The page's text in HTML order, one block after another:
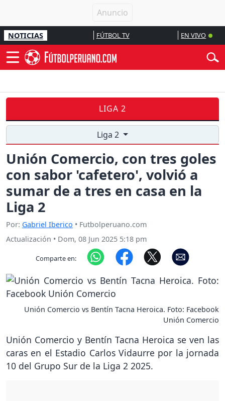
NOTICIAS FÚTBOL TV EN VIVO
LIGA 2
Liga 2
Unión Comercio, con tres goles
con sabor 'cafetero', volvió a
sumar de a tres en casa en la
Liga 2
Por: Gabriel Iberico • Futbolperuano.com
Actualización • Dom, 08 Jun 2025 5:18 pm
Comparte en:
Unión Comercio vs Bentín Tacna Heroica. Foto: Facebook
Unión Comercio
Unión Comercio y Bentín Tacna Heroica se ven las
caras en el Estadio Carlos Vidaurre por la jornada
10 del Grupo Sur de la Liga 2 2025.